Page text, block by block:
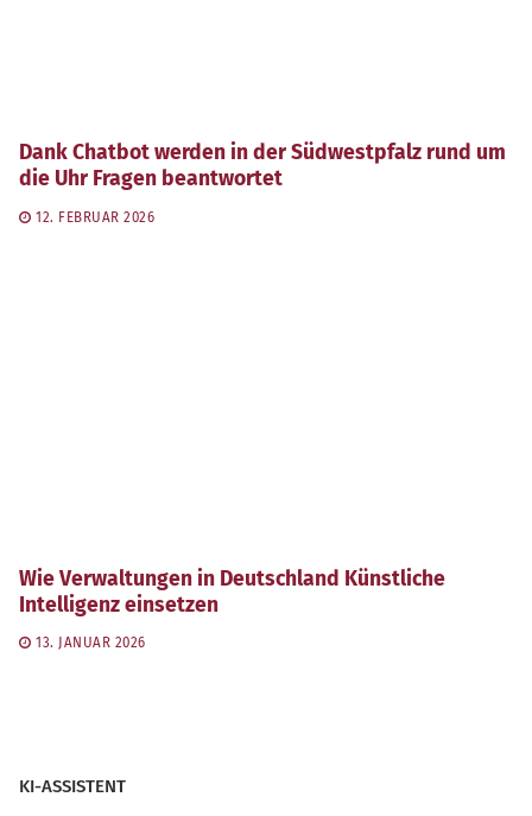
Dank Chatbot werden in der Südwestpfalz rund um
die Uhr Fragen beantwortet
12. FEBRUAR 2026
Wie Verwaltungen in Deutschland Künstliche
Intelligenz einsetzen
13. JANUAR 2026
KI-ASSISTENT